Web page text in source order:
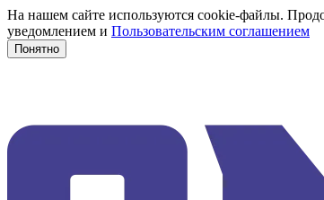
На нашем сайте используются cookie-файлы.
уведомлением и Пользовательским соглашением
Понятно